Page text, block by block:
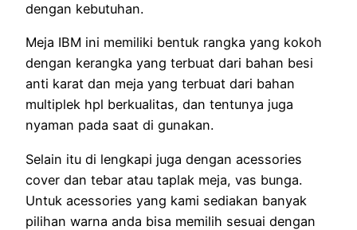
dengan kebutuhan.
Meja IBM ini memiliki bentuk rangka yang kokoh
dengan kerangka yang terbuat dari bahan besi
anti karat dan meja yang terbuat dari bahan
multiplek hpl berkualitas, dan tentunya juga
nyaman pada saat di gunakan.
Selain itu di lengkapi juga dengan acessories
cover dan tebar atau taplak meja, vas bunga.
Untuk acessories yang kami sediakan banyak
pilihan warna anda bisa memilih sesuai dengan